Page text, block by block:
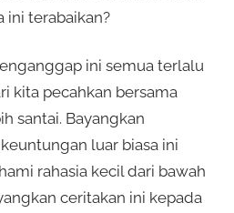
ini terabaikan?
ini semua terlalu
kita pecahkan bersama
santai. Bayangkan
luar biasa ini
rahasia kecil dari bawah
ceritakan ini kepada